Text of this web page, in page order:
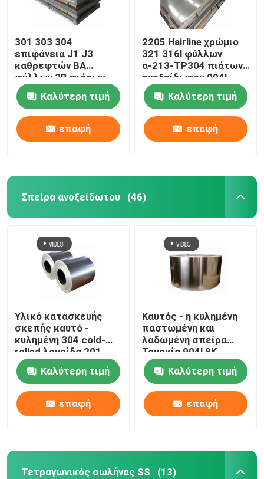
301 303 304
επιφάνεια J1 J3
καθρεφτών BA
φύλλων 2B πιάτων
ανοξείδωτου cold-
rolled Καλύτερη τιμή
επαφή
2205 Hairline χρώμιο
321 316l φύλλων
α-213-TP304 πιάτων
ανοξείδωτου 904l
Καλύτερη τιμή
επαφή
Σπείρα ανοξείδωτου (46)
Υλικό κατασκευής
σκεπής καυτό -
κυλημένη 304 cold-
rolled λουρίδα 201
σπειρών ανοξείδωτου
σπείρα SS 304 316l
202
Καλύτερη τιμή
επαφή
Καυτός - η κυλημένη
παστωμένη και
λαδωμένη σπείρα
Τουρκία 904l 8K
γυάλισε τη σπείρα
430 σπείρα 202
ανοξείδωτου SS
Καλύτερη τιμή
επαφή
Τετραγωνικός σωλήνας SS (13)